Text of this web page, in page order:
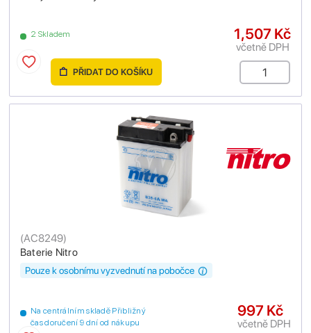
2 Skladem 1,507 Kč
včetně DPH
PŘIDAT DO KOŠÍKU
Baterie Nitro
(AC8249)
Na centrálním skladě Přibližný
čas doručení 9 dní od nákupu
Pouze k osobnímu vyzvednutí na pobočce
997 Kč
včetně DPH